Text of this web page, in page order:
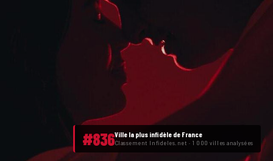
#836Ville la plus infidèle de France
Classement Infideles.net · 1 000 villes analysées